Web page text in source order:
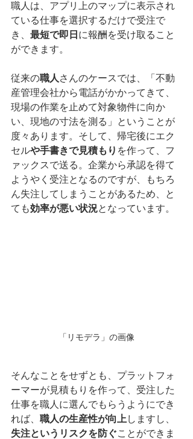
職人は、アプリ上のマップに表示され
ている仕事を選択するだけで受注で
き、 最短で即日 に報酬を受け取ること
ができます。
従来の職人 さんのケースでは、「不動
産管理会社から電話がかかってきて、
現場の作業を止めて対象物件に向か
い、現地の寸法を測る」ということが
度々あります。そして、帰宅後にエク
セルや手書きで見積もり を作って、フ
ァックスで送る。企業から承認を得て
ようやく受注となるのですが、もちろ
ん失注してしまうことがあるため、と
ても効率が悪い状況となっています。
「リモデラ」の画像
そんなことをせずとも、プラットフォ
ーマーが見積もりを作って、受注した
仕事を職人に選んでもらうようにでき
れば、 職人の生産性が向上 しますし、
失注というリスクを防ぐことができま